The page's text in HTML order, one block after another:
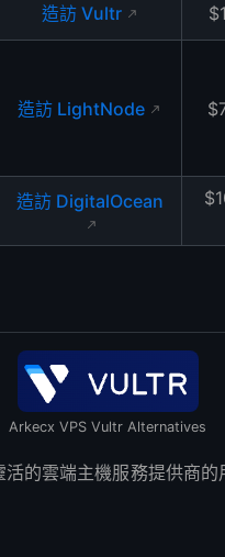
造訪 Vultr
造訪 LightNode
造訪 DigitalOcean
Arkecx VPS Vultr Alternatives
的雲端主機服務提供商